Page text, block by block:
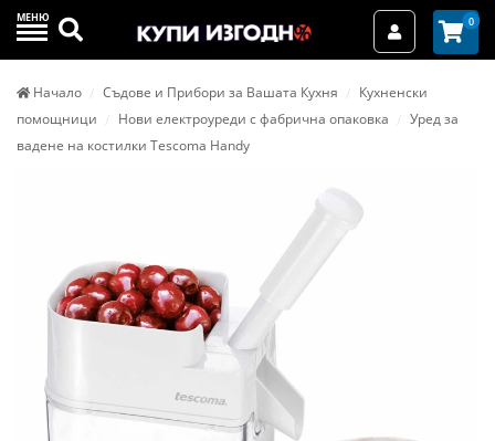
МЕНЮ Търси Вход / 0
Начало Съдове и Прибори за Вашата Кухня
Кухненски
помощници
Нови електроуреди с фабрична опаковка
Уред за
вадене на костилки Tescoma Handy